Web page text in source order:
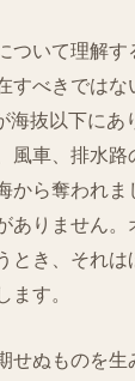
ついて理解す
すべきではな
海抜以下にあ
風車、排水路
から奪われま
ありません。
とき、それは
す。
せぬものを生